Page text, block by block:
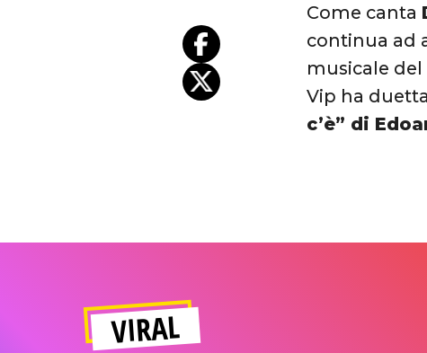
Come canta
continua ad
musicale
Vip ha
c’è” di
VIRAL